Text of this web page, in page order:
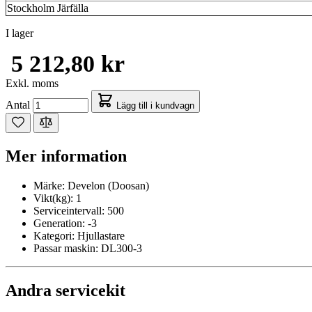
Stockholm Järfälla
I lager
5 212,80 kr
Exkl. moms
Antal
Lägg till i kundvagn
Mer information
Märke: Develon (Doosan)
Vikt(kg): 1
Serviceintervall: 500
Generation: -3
Kategori: Hjullastare
Passar maskin: DL300-3
Andra servicekit